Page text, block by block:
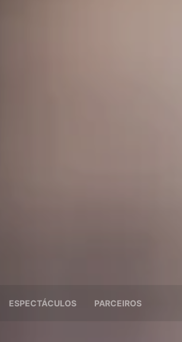
ESPECTÁCULOS PARCEIROS